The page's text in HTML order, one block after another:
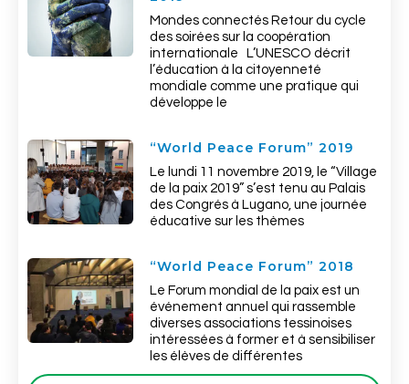
Mondes connectés Retour du cycle
des soirées sur la coopération
internationale L’UNESCO décrit
l’éducation à la citoyenneté
mondiale comme une pratique qui
développe le
“World Peace Forum” 2019
Le lundi 11 novembre 2019, le “Village
de la paix 2019” s’est tenu au Palais
des Congrés à Lugano, une journée
éducative sur les thèmes
“World Peace Forum” 2018
Le Forum mondial de la paix est un
événement annuel qui rassemble
diverses associations tessinoises
intéressées à former et à sensibiliser
les élèves de différentes